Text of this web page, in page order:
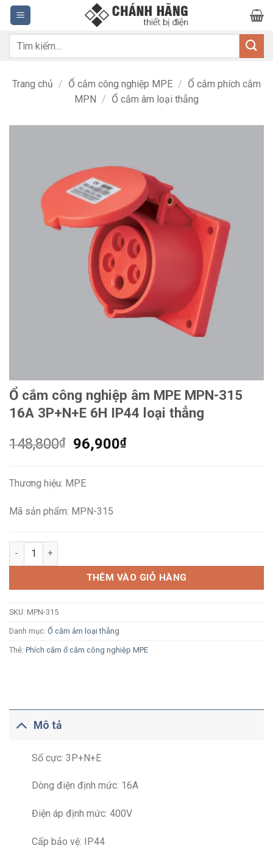
Bỏ
qua
nội
dung
Tìm
Trang chủ / Ổ cắm công nghiệp MPE / Ổ cắm phích cắm
MPN / Ổ cắm âm loại thẳng
Ổ cắm công nghiệp âm MPE MPN-315
16A 3P+N+E 6H IP44 loại thẳng
148,800₫
Giá
148,800₫.
96,900₫Giá
Thương hiệu: MPE
Mã sản phẩm: MPN-315
Ổ cắm công nghiệp âm MPE MPN-315 16A 3P+N+E 6H IP44
THÊM VÀO GIỎ HÀNG
SKU: MPN-315
Danh mục: Ổ cắm âm loại thẳng
Thẻ: Phích cắm ổ cắm công nghiệp MPE
Mô tả
Số cực: 3P+N+E
Dòng điện định mức: 16A
Điện áp định mức: 400V
Cấp bảo vệ: IP44